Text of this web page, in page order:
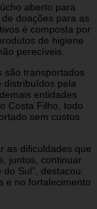
aberto para
doações para as
é composta por
de higiene
perecíveis.
são transportados
distribuídos pela
entidades
Costa Filho, todo
sem custos
as dificuldades que
juntos, continuar
Sul”, destacou.
e no fortalecimento